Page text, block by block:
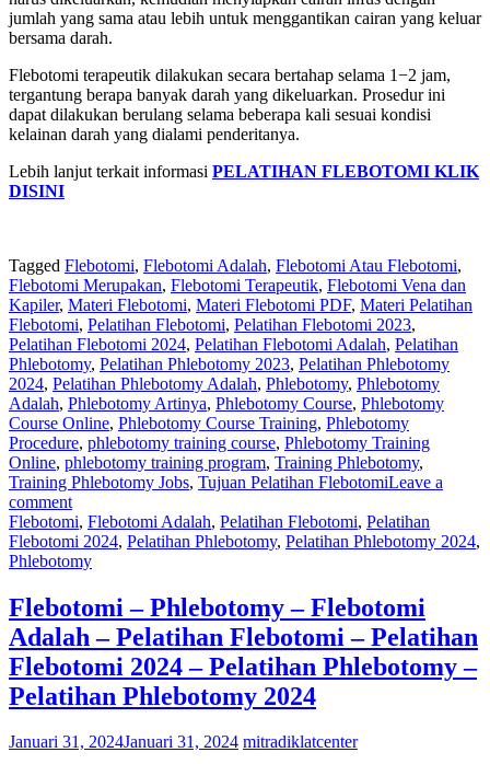
jumlah yang sama atau lebih untuk menggantikan cairan yang keluar
bersama darah.
Flebotomi terapeutik dilakukan secara bertahap selama 1−2 jam,
tergantung berapa banyak darah yang dikeluarkan. Prosedur ini
dapat dilakukan berulang selama beberapa kali sesuai kondisi
kelainan darah yang dialami penderitanya.
Lebih lanjut terkait informasi PELATIHAN FLEBOTOMI KLIK
DISINI
Tagged Flebotomi, Flebotomi Adalah, Flebotomi Atau Flebotomi,
Flebotomi Merupakan, Flebotomi Terapeutik, Flebotomi Vena dan
Kapiler, Materi Flebotomi, Materi Flebotomi PDF, Materi Pelatihan
Flebotomi, Pelatihan Flebotomi, Pelatihan Flebotomi 2023,
Pelatihan Flebotomi 2024, Pelatihan Flebotomi Adalah, Pelatihan
Phlebotomy, Pelatihan Phlebotomy 2023, Pelatihan Phlebotomy
2024, Pelatihan Phlebotomy Adalah, Phlebotomy, Phlebotomy
Adalah, Phlebotomy Artinya, Phlebotomy Course, Phlebotomy
Course Online, Phlebotomy Course Training, Phlebotomy
Procedure, phlebotomy training course, Phlebotomy Training
Online, phlebotomy training program, Training Phlebotomy,
Training Phlebotomy Jobs, Tujuan Pelatihan FlebotomiLeave a
comment
Flebotomi, Flebotomi Adalah, Pelatihan Flebotomi, Pelatihan
Flebotomi 2024, Pelatihan Phlebotomy, Pelatihan Phlebotomy 2024,
Phlebotomy
Flebotomi – Phlebotomy – Flebotomi
Adalah – Pelatihan Flebotomi – Pelatihan
Flebotomi 2024 – Pelatihan Phlebotomy –
Pelatihan Phlebotomy 2024
Januari 31, 2024Januari 31, 2024 mitradiklatcenter